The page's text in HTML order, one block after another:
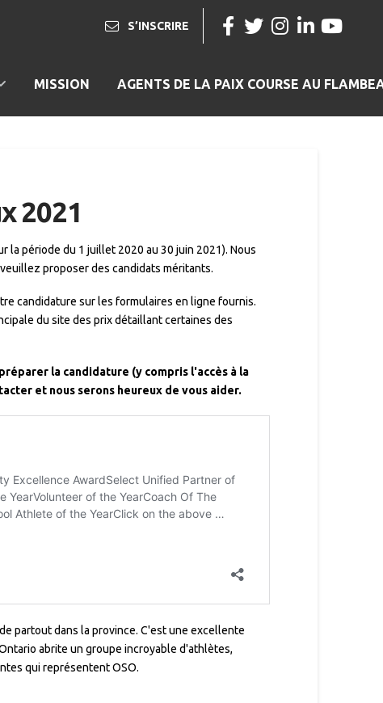
S’INSCRIRE
MISSION AGENTS DE LA PAIX COURSE AU
2021
la période du 1 juillet 2020 au 30 juin 2021). Nous
proposer des candidats méritants.
candidature sur les formulaires en ligne fournis.
du site des prix détaillant certaines des
la candidature (y compris l'accès à la
et nous serons heureux de vous aider.
partout dans la province. C'est une excellente
abrite un groupe incroyable d'athlètes,
qui représentent OSO.